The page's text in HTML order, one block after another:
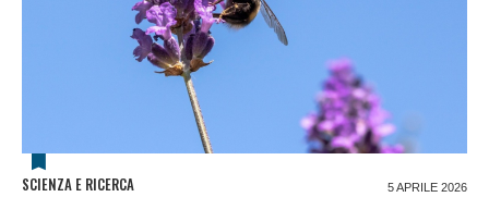
SCIENZA E RICERCA 5 APRILE 2026